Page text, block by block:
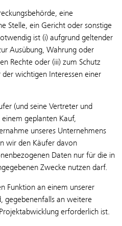
eine
Stelle, ein Gericht oder sonstige
ist (i) aufgrund geltender
Ausübung, Wahrung oder
Rechte oder (iii) zum Schutz
wichtigen Interessen einer
(und seine Vertreter und
geplanten Kauf,
unseres Unternehmens
wir den Käufer davon
Daten nur für die in
Zwecke nutzen darf.
Funktion an einem unserer
gegebenenfalls an weitere
erforderlich ist.